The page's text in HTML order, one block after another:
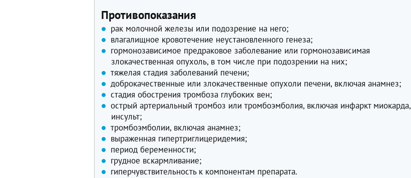
Противопоказания
рак молочной железы или подозрение на него;
влагалищное кровотечение неустановленного генеза;
гормонозависимое предраковое заболевание или гормонозависимая
злокачественная опухоль, в том числе при подозрении на них;
тяжелая стадия заболеваний печени;
доброкачественные или злокачественные опухоли печени, включая анамнез;
стадия обострения тромбоза глубоких вен;
острый артериальный тромбоз или тромбоэмболия, включая инфаркт миокарда,
инсульт;
тромбоэмболии, включая анамнез;
выраженная гипертриглицеридемия;
период беременности;
грудное вскармливание;
гиперчувствительность к компонентам препарата.